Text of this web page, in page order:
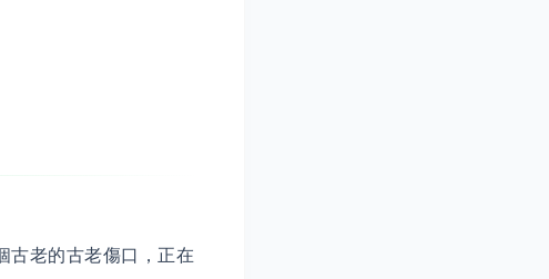
古老的古老傷口，正在